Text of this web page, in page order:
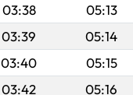
03:38 05:13
03:39 05:14
03:40 05:15
03:42 05:16